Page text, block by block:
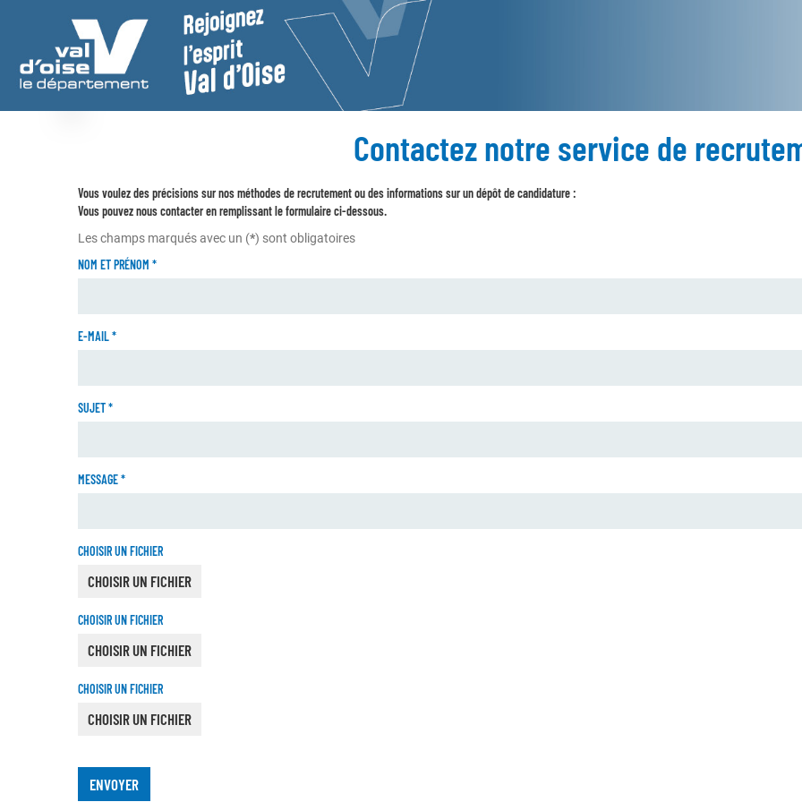
Contactez notre service de
Vous voulez des précisions sur nos méthodes de recrutement ou des informations sur un dépôt de candidature :
Vous pouvez nous contacter en remplissant le formulaire ci-dessous.
Les champs marqués avec un (*) sont obligatoires
NOM ET PRÉNOM *
E-MAIL*
SUJET*
MESSAGE*
CHOISIR UN FICHIER
CHOISIR UN FICHIER
CHOISIR UN FICHIER
CHOISIR UN FICHIER
CHOISIR UN FICHIER
CHOISIR UN FICHIER
ENVOYER